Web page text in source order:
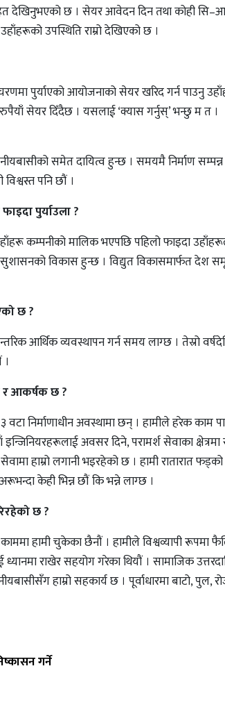
देखिनुभएको छ । सेयर आवेदन दिन तथा कोही
उपस्थिति राम्रो देखिएको छ ।
पुर्याएको आयोजनाको सेयर खरिद गर्न पाउनु
सेयर दिँदैछ । यसलाई ‘क्यास गर्नुस्’ भन्छु म त ।
समेत दायित्व हुन्छ । समयमै निर्माण
पनि छौं ।
पुर्याउला ?
कम्पनीको मालिक भएपछि पहिलो फाइदा
विकास हुन्छ । विद्युत विकासमार्फत देश
छ ?
आर्थिक व्यवस्थापन गर्न समय लाग्छ । तेस्रो
र आकर्षक छ ?
निर्माणाधीन अवस्थामा छन् । हामीले हरेक काम
अवसर दिने, परामर्श सेवाका
हाम्रो लगानी भइरहेको छ । हामी रातारात फड्को
केही भिन्न छौं कि भन्ने लाग्छ ।
छ ?
हामी चुकेका छैनौं । हामीले विश्वव्यापी रूपमा
राखेर सहयोग गरेका थियौं । सामाजिक
हाम्रो सहकार्य छ । पूर्वाधारमा बाटो, पुल,
गर्ने